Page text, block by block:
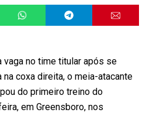
vaga no time titular após se
na coxa direita, o meia-atacante
do primeiro treino do
em Greensboro, nos